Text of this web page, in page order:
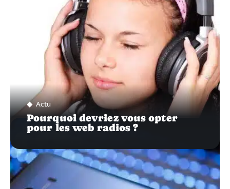
Actu
Pourquoi devriez vous opter
pour les web radios ?